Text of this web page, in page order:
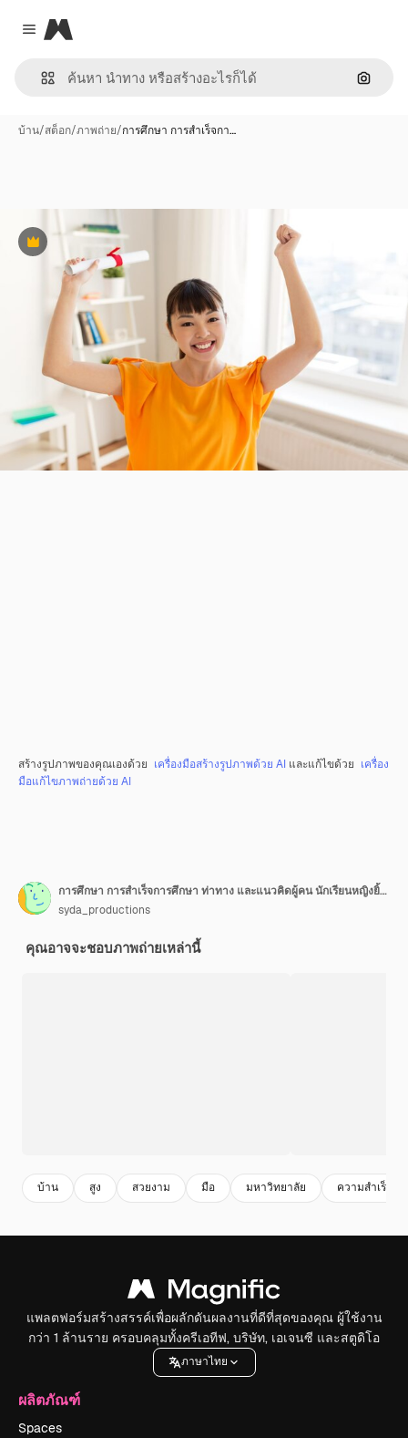
Close menu
Magnific
ค้นหา
บ้าน/สต็อก/ภาพถ่าย/การศึกษา การสำเร็จกา…
พรีเมี่ยม
สร้างรูปภาพของคุณเองด้วย เครื่องมือสร้างรูปภาพด้วย AI และแก้ไขด้วย เครื่อง
มือแก้ไขภาพถ่ายด้วย AI
การศึกษา การสำเร็จการศึกษา ท่าทาง และแนวคิดผู้คน นักเรียนหญิงยิ้มแย้มมีความสุขในชุดครุยพร้อมประกาศนียบัตรฉลองความสำเร็จที่บ้าน
syda_productions
คุณอาจจะชอบภาพถ่ายเหล่านี้
บ้าน สูง สวยงาม มือ มหาวิทยาลัย ความสําเร็จ
แพลตฟอร์มสร้างสรรค์เพื่อผลักดันผลงานที่ดีที่สุดของคุณ ผู้ใช้งาน
กว่า 1 ล้านราย ครอบคลุมทั้งครีเอทีฟ, บริษัท, เอเจนซี และสตูดิโอ
ภาษาไทย
ผลิตภัณฑ์
Spaces